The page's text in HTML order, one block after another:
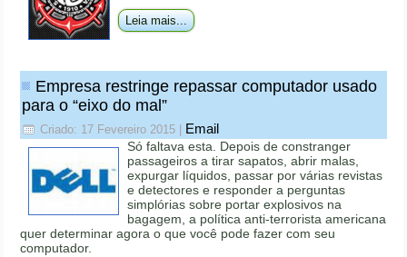
Leia mais...
Empresa restringe repassar computador usado
para o “eixo do mal”
Criado: 17 Fevereiro 2015 Email
Só faltava esta. Depois de constranger
passageiros a tirar sapatos, abrir malas,
expurgar líquidos, passar por várias revistas
e detectores e responder a perguntas
simplórias sobre portar explosivos na
bagagem, a política anti-terrorista americana
quer determinar agora o que você pode fazer com seu
computador.